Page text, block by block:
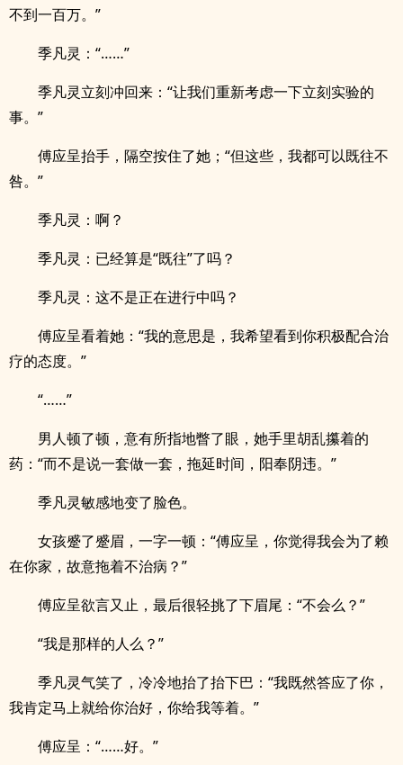
不到一百万。”
季凡灵：“……”
季凡灵立刻冲回来：“让我们重新考虑一下立刻实验的
事。”
傅应呈抬手，隔空按住了她；“但这些，我都可以既往不
咎。”
季凡灵：啊？
季凡灵：已经算是“既往”了吗？
季凡灵：这不是正在进行中吗？
傅应呈看着她：“我的意思是，我希望看到你积极配合治
疗的态度。”
“……”
男人顿了顿，意有所指地瞥了眼，她手里胡乱攥着的
药：“而不是说一套做一套，拖延时间，阳奉阴违。”
季凡灵敏感地变了脸色。
女孩蹙了蹙眉，一字一顿：“傅应呈，你觉得我会为了赖
在你家，故意拖着不治病？”
傅应呈欲言又止，最后很轻挑了下眉尾：“不会么？”
“我是那样的人么？”
季凡灵气笑了，冷冷地抬了抬下巴：“我既然答应了你，
我肯定马上就给你治好，你给我等着。”
傅应呈：“……好。”